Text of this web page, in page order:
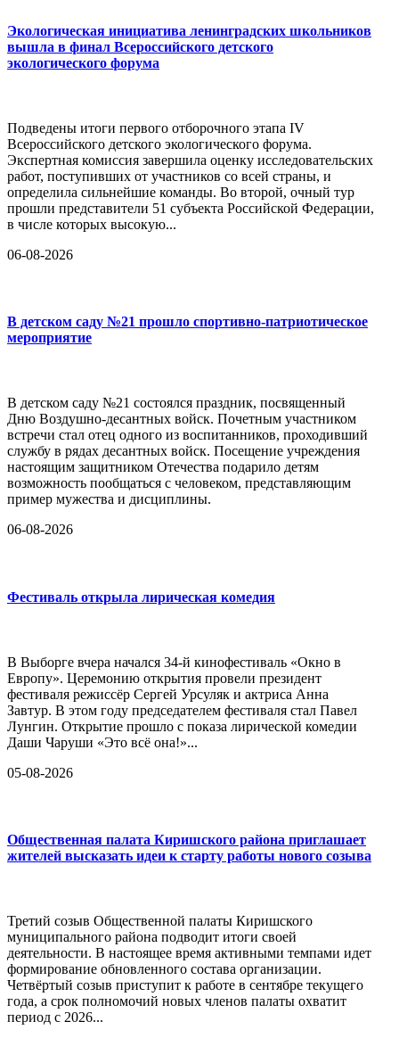
Экологическая инициатива ленинградских школьников
вышла в финал Всероссийского детского
экологического форума
Подведены итоги первого отборочного этапа IV
Всероссийского детского экологического форума.
Экспертная комиссия завершила оценку исследовательских
работ, поступивших от участников со всей страны, и
определила сильнейшие команды. Во второй, очный тур
прошли представители 51 субъекта Российской Федерации,
в числе которых высокую...
06-08-2026
В детском саду №21 прошло спортивно-патриотическое
мероприятие
В детском саду №21 состоялся праздник, посвященный
Дню Воздушно-десантных войск. Почетным участником
встречи стал отец одного из воспитанников, проходивший
службу в рядах десантных войск. Посещение учреждения
настоящим защитником Отечества подарило детям
возможность пообщаться с человеком, представляющим
пример мужества и дисциплины.
06-08-2026
Фестиваль открыла лирическая комедия
В Выборге вчера начался 34-й кинофестиваль «Окно в
Европу». Церемонию открытия провели президент
фестиваля режиссёр Сергей Урсуляк и актриса Анна
Завтур. В этом году председателем фестиваля стал Павел
Лунгин. Открытие прошло с показа лирической комедии
Даши Чаруши «Это всё она!»...
05-08-2026
Общественная палата Киришского района приглашает
жителей высказать идеи к старту работы нового созыва
Третий созыв Общественной палаты Киришского
муниципального района подводит итоги своей
деятельности. В настоящее время активными темпами идет
формирование обновленного состава организации.
Четвёртый созыв приступит к работе в сентябре текущего
года, а срок полномочий новых членов палаты охватит
период с 2026...